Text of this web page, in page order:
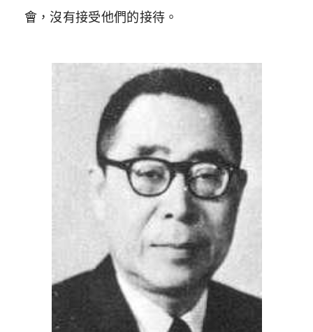
會，沒有接受他們的接待。